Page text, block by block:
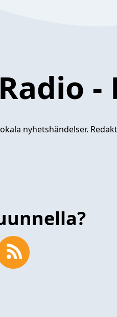
-
nyhetshändelser.